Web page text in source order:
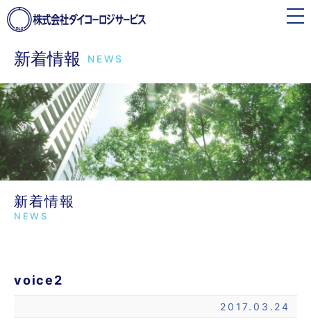
toggle
navigation
新着情報 NEWS
新着情報
NEWS
voice2
2017.03.24